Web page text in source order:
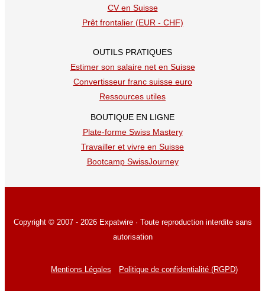
CV en Suisse
Prêt frontalier (EUR - CHF)
OUTILS PRATIQUES
Estimer son salaire net en Suisse
Convertisseur franc suisse euro
Ressources utiles
BOUTIQUE EN LIGNE
Plate-forme Swiss Mastery
Travailler et vivre en Suisse
Bootcamp SwissJourney
Copyright © 2007 - 2026 Expatwire · Toute reproduction interdite sans
autorisation
Mentions Légales Politique de confidentialité (RGPD)